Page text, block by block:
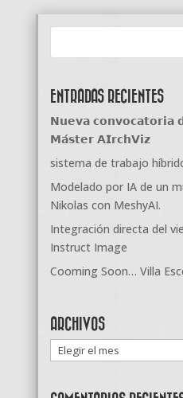
ENTRADAS RECIENTES
𝗡𝘂𝗲𝘃𝗮 𝗰𝗼𝗻𝘃𝗼𝗰𝗮𝘁𝗼𝗿𝗶𝗮
𝗠𝗮́𝘀𝘁𝗲𝗿 𝗔𝗜𝗿𝗰𝗵𝗩𝗶𝘇
sistema de trabajo
Modelado por IA de un
Nikolas con MeshyAI.
Integración directa del
Instruct Image
Cooming Soon… Villa
ARCHIVOS
Archivos